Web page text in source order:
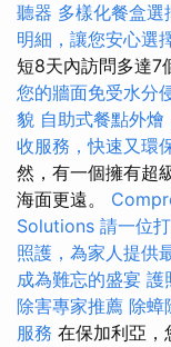
聽器 多樣化餐盒選
明細，讓您安心選
短8天內訪問多達7
您的牆面免受水分
貌 自助式餐點外
收服務，快速又環
然，有一個擁有超
海面更遠。
Solutions 請一位
照護，為家人提供
成為難忘的盛宴 護
除害專家推薦 除蟑
服務 在保加利亞，